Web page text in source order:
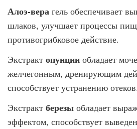
Алоэ-вера гель обеспечивает
шлаков, улучшает процессы
противогрибковое действие.
Экстракт опунции обладает
желчегонным, дренирующим
способствует устранению отеков.
Экстракт березы обладает
эффектом, способствует